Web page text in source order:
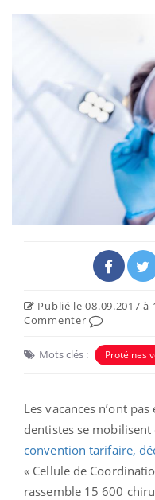
Publié le 08.09.2017 à
Commenter
Mots clés : Protéines
Les vacances n’ont
dentistes se
convention tarifaire,
« Cellule de
rassemble 15 600